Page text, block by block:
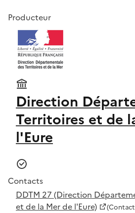
Producteur
Direction
Territoires et de
l'Eure
Contacts
DDTM 27 (Direction
et de la Mer de l'Eure)